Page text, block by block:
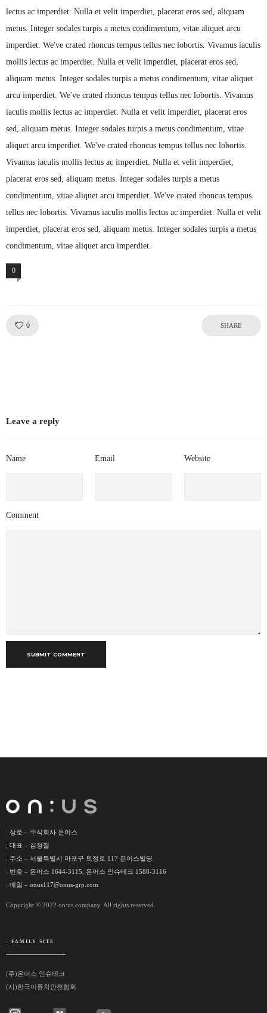
lectus ac imperdiet. Nulla et velit imperdiet, placerat eros sed, aliquam
metus. Integer sodales turpis a metus condimentum, vitae aliquet arcu
imperdiet. We've crated rhoncus tempus tellus nec lobortis. Vivamus iaculis
mollis lectus ac imperdiet. Nulla et velit imperdiet, placerat eros sed,
aliquam metus. Integer sodales turpis a metus condimentum, vitae aliquet
arcu imperdiet. We've crated rhoncus tempus tellus nec lobortis. Vivamus
iaculis mollis lectus ac imperdiet. Nulla et velit imperdiet, placerat eros
sed, aliquam metus. Integer sodales turpis a metus condimentum, vitae
aliquet arcu imperdiet. We've crated rhoncus tempus tellus nec lobortis.
Vivamus iaculis mollis lectus ac imperdiet. Nulla et velit imperdiet,
placerat eros sed, aliquam metus. Integer sodales turpis a metus
condimentum, vitae aliquet arcu imperdiet. We've crated rhoncus tempus
tellus nec lobortis. Vivamus iaculis mollis lectus ac imperdiet. Nulla et velit
imperdiet, placerat eros sed, aliquam metus. Integer sodales turpis a metus
condimentum, vitae aliquet arcu imperdiet.
0
0 SHARE
Leave a reply
Name Email Website
Comment
SUBMIT COMMENT
: 상호 – 주식회사 온어스
: 대표 – 김정철
: 주소 – 서울특별시 마포구 토정로 117 온어스빌딩
: 번호 – 온어스 1644-3115, 온어스 인슈테크 1588-3116
: 메일 – onus117@onus-grp.com
Copyright © 2022 on:us company. All rights reserved.
: FAMILY SITE
(주)온어스 인슈테크
(사)한국이륜차안전협회